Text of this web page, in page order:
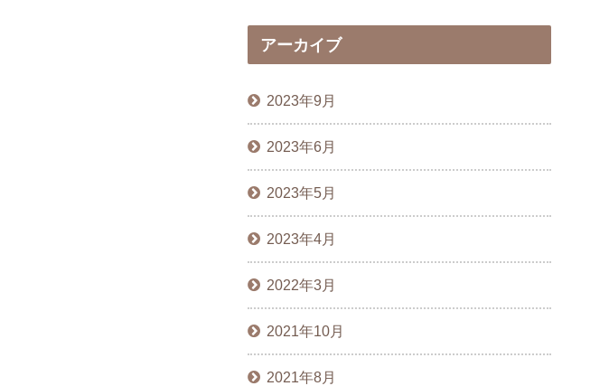
アーカイブ
2023年9月
2023年6月
2023年5月
2023年4月
2022年3月
2021年10月
2021年8月